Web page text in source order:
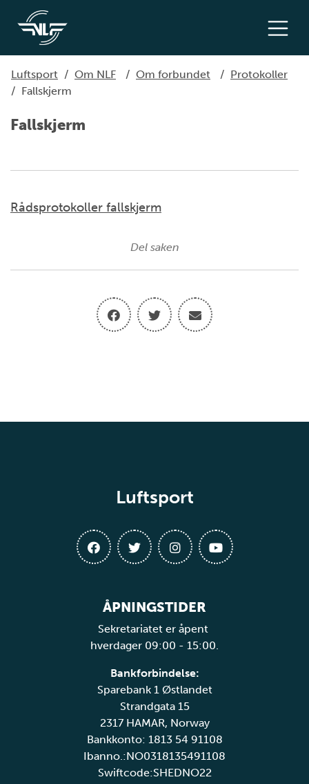
Luftsport / Om NLF / Om forbundet / Protokoller
/ Fallskjerm
Fallskjerm
Rådsprotokoller fallskjerm
Del saken
Luftsport
ÅPNINGSTIDER
Sekretariatet er åpent
hverdager 09:00 - 15:00.
Bankforbindelse:
Sparebank 1 Østlandet
Strandgata 15
2317 HAMAR, Norway
Bankkonto: 1813 54 91108
Ibanno.:NO0318135491108
Swiftcode:SHEDNO22